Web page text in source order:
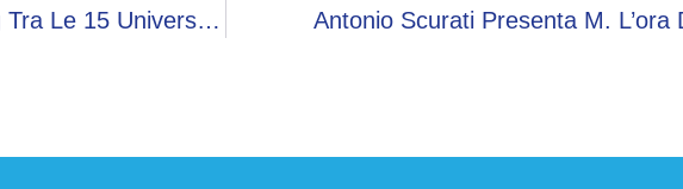
CIM (13ª Edizione): Anche UniBg Tra Le 15 Università Che Concorrono Per Il Titolo Di “Migliore Team Di Mediazione 2025” Antonio Scurati Presenta M. L’ora